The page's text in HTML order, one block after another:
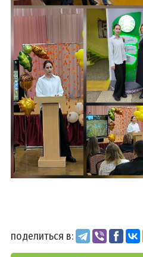
поделиться в: